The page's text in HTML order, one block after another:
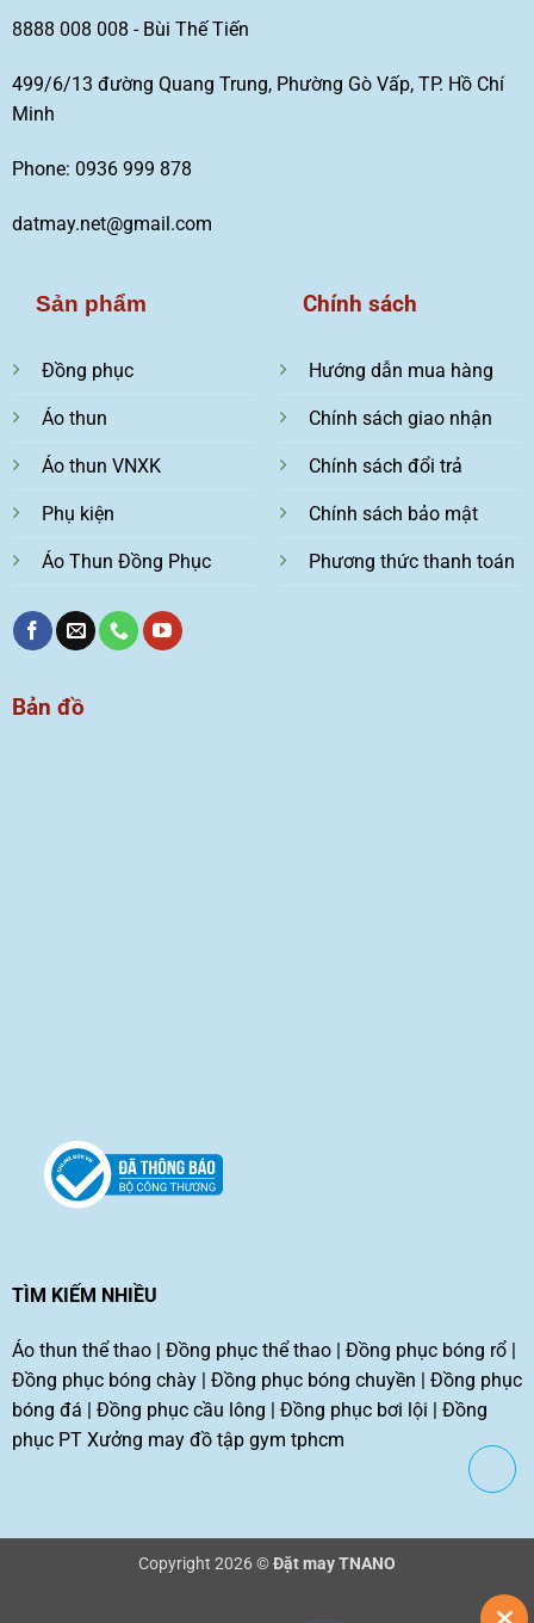
8888 008 008 - Bùi Thế Tiến
499/6/13 đường Quang Trung, Phường Gò Vấp, TP. Hồ Chí
Minh
Phone: 0936 999 878
datmay.net@gmail.com
Sản phẩm
Đồng phục
Áo thun
Áo thun VNXK
Phụ kiện
Áo Thun Đồng Phục
Chính sách
Hướng dẫn mua hàng
Chính sách giao nhận
Chính sách đổi trả
Chính sách bảo mật
Phương thức thanh toán
Bản đồ
TÌM KIẾM NHIỀU
Áo thun thể thao| Đồng phục thể thao| Đồng phục bóng rổ|
Đồng phục bóng chày| Đồng phục bóng chuyền | Đồng phục
bóng đá | Đồng phục cầu lông | Đồng phục bơi lội | Đồng
phục PT Xưởng may đồ tập gym tphcm
Copyright 2026 ©Đặt may TNANO